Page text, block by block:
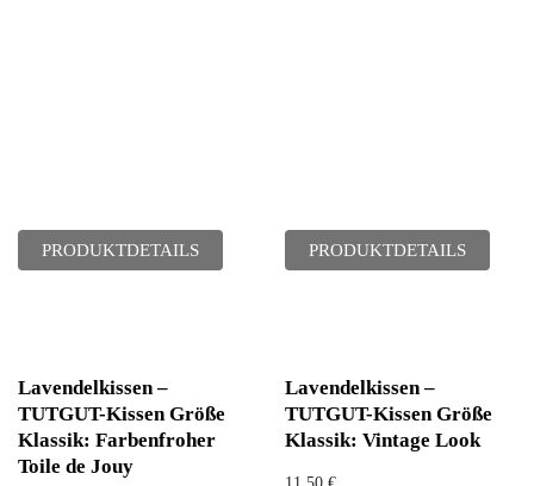
PRODUKTDETAILS PRODUKTDETAILS
Lavendelkissen –
TUTGUT-Kissen Größe
Klassik: Farbenfroher
Toile de Jouy
Lavendelkissen –
TUTGUT-Kissen Größe
Klassik: Vintage Look